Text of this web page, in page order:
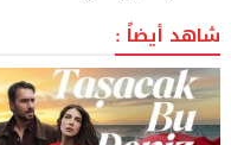
شاهد أيضاً :